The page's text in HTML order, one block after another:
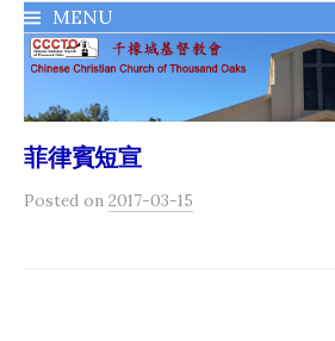
MENU
菲律賓短宣
Posted on 2017-03-15